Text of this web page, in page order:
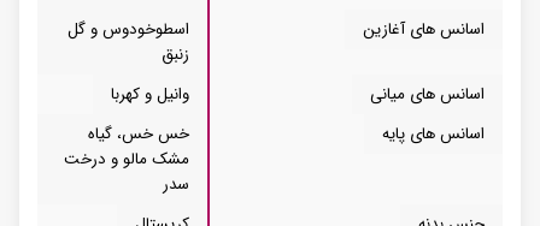
اسانس های آغازین
اسطوخودوس و گل
زنبق
اسانس های میانی
وانیل و کهربا
اسانس های پایه
خس خس، گیاه
مشک مالو و درخت
سدر